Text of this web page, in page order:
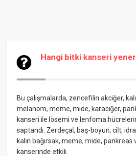
Hangi bitki kanseri
Bu çalışmalarda, zencefilin akciğer,
melanom, meme, mide, karaciğer,
kanseri ile lösemi ve lenfoma
saptandı. Zerdeçal, baş-boyun, cilt,
kalın bağırsak, meme, mide, pankreas
kanserinde etkili.